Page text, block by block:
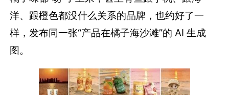
洋、跟橙色都没什么关系的品牌，也约好了一
样，发布同一张“产品在橘子海沙滩”的 AI 生成
图。